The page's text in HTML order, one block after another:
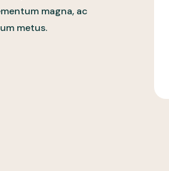
magna, ac
metus.